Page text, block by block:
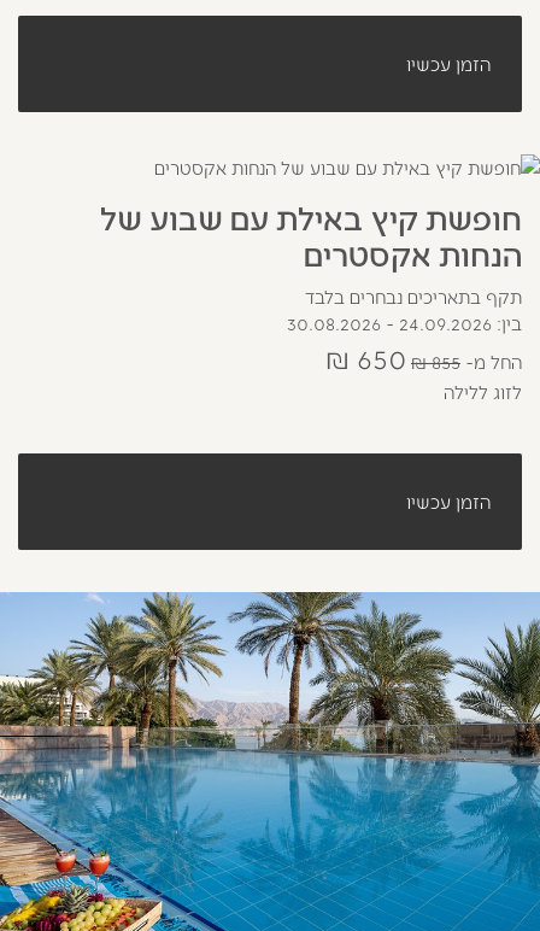
הזמן עכשיו
חופשת קיץ באילת עם שבוע של
הנחות אקסטרים
תקף בתאריכים נבחרים בלבד
בין: 24.09.2026 - 30.08.2026
החל מ
855 ₪
650 ₪
לזוג ללילה
הזמן עכשיו